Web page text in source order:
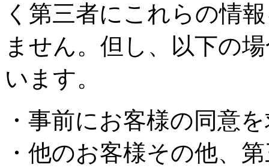
く第三者にこれらの情
ません。但し、以下の
います。
・事前にお客様の同意
・他のお客様その他、